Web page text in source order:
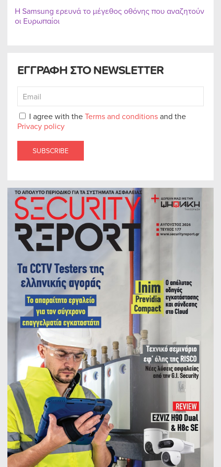
ΕΓΓΡΑΦΗ ΣΤΟ NEWSLETTER
I agree with theTerms and conditionsand the
Privacy policy
SUBSCRIBE
Η Samsung ερευνά το μέγεθος οθόνης που αναζητούν
οι Ευρωπαίοι